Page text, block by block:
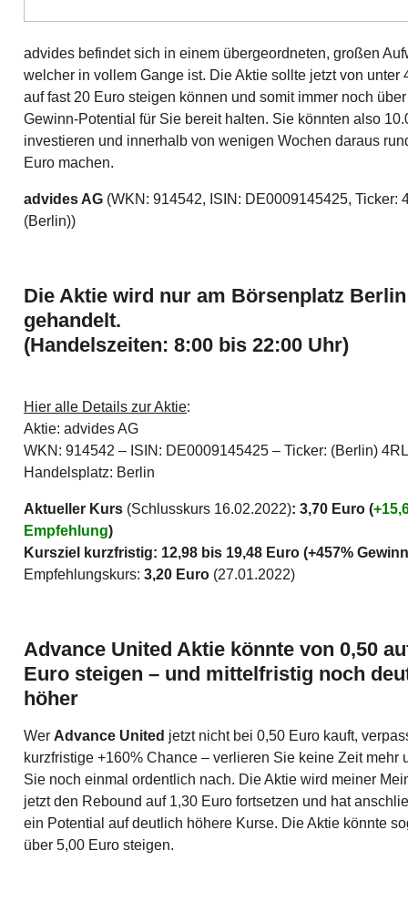
advides befindet sich in einem übergeordneten, großen
welcher in vollem Gange ist. Die Aktie sollte jetzt von unter
auf fast 20 Euro steigen können und somit immer noch
Gewinn-Potential für Sie bereit halten. Sie könnten also
investieren und innerhalb von wenigen Wochen daraus
Euro machen.
advides AG (WKN: 914542, ISIN: DE0009145425, Ticker:
(Berlin))
Die Aktie wird nur am Börsenplatz Berlin
gehandelt.
(Handelszeiten: 8:00 bis 22:00 Uhr)
Hier alle Details zur Aktie:
Aktie: advides AG
WKN: 914542 – ISIN: DE0009145425 – Ticker: (Berlin) 4RL
Handelsplatz: Berlin
Aktueller Kurs (Schlusskurs 16.02.2022): 3,70 Euro (
Empfehlung)
Kursziel kurzfristig: 12,98 bis 19,48 Euro (+457%
Empfehlungskurs: 3,20 Euro (27.01.2022)
Advance United Aktie könnte von 0,50
Euro steigen – und mittelfristig noch
höher
Wer Advance United jetzt nicht bei 0,50 Euro kauft,
kurzfristige +160% Chance – verlieren Sie keine Zeit mehr
Sie noch einmal ordentlich nach. Die Aktie wird meiner
jetzt den Rebound auf 1,30 Euro fortsetzen und hat
ein Potential auf deutlich höhere Kurse. Die Aktie könnte
über 5,00 Euro steigen.